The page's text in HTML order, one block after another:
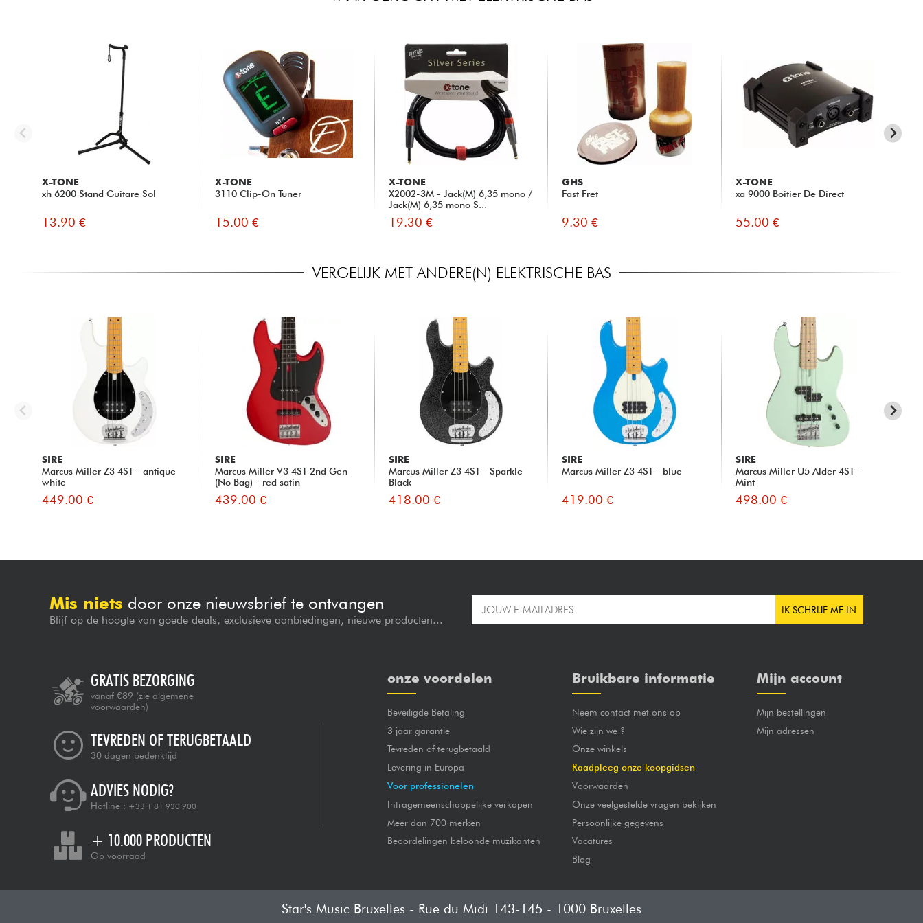
X-TONE
xh 6200 Stand Guitare Sol
13.90 €
X-TONE
3110 Clip-On Tuner
15.00 €
X-TONE
X2002-3M - Jack(M) 6,35 mono /
Jack(M) 6,35 mono S...
19.30 €
GHS
Fast Fret
9.30 €
X-TONE
xa 9000 Boitier De Direct
55.00 €
VERGELIJK MET ANDERE(N) ELEKTRISCHE BAS
SIRE
Marcus Miller Z3 4ST - antique
white
449.00 €
SIRE
Marcus Miller V3 4ST 2nd Gen
(No Bag) - red satin
439.00 €
SIRE
Marcus Miller Z3 4ST - Sparkle
Black
418.00 €
SIRE
Marcus Miller Z3 4ST - blue
419.00 €
SIRE
Marcus Miller U5 Alder 4ST -
Mint
498.00 €
Mis niets door onze nieuwsbrief te ontvangen
Blijf op de hoogte van goede deals, exclusieve aanbiedingen, nieuwe producten...
IK SCHRIJF ME IN
GRATIS BEZORGING
vanaf €89 (zie algemene
voorwaarden)
TEVREDEN OF TERUGBETAALD
30 dagen bedenktijd
ADVIES NODIG?
Hotline : +33 1 81 930 900
+ 10.000 PRODUCTEN
Op voorraad
onze voordelen
Beveiligde Betaling
3 jaar garantie
Tevreden of terugbetaald
Levering in Europa
Voor professionelen
Intragemeenschappelijke verkopen
Meer dan 700 merken
Beoordelingen beloonde muzikanten
Bruikbare informatie
Neem contact met ons op
Wie zijn we ?
Onze winkels
Raadpleeg onze koopgidsen
Voorwaarden
Onze veelgestelde vragen bekijken
Persoonlijke gegevens
Vacatures
Blog
Mijn account
Mijn bestellingen
Mijn adressen
Star's Music Bruxelles - Rue du Midi 143-145 - 1000 Bruxelles